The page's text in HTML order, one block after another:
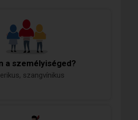
a személyiséged?
szangvínikus